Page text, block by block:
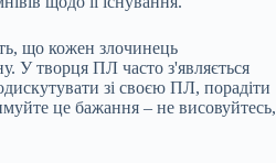
що кожен злочинець
У творця ПЛ часто з'являється
зі своєю ПЛ, порадіти
це бажання – не висовуйтесь,